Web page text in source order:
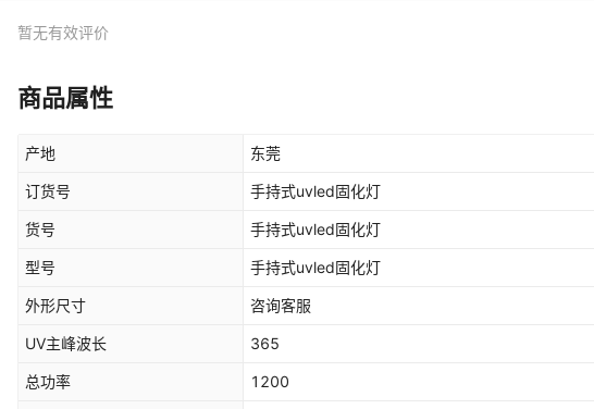
暂无有效评价
商品属性
产地 东莞
订货号 手持式uvled固化灯
货号 手持式uvled固化灯
型号 手持式uvled固化灯
外形尺寸 咨询客服
UV主峰波长 365
总功率 1200